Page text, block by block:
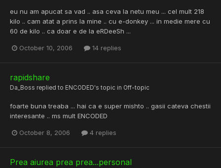
eu nu am apucat sa vad .. asa ceva la netu meu ... cel mult 218
kilo .. cam atat a prins la mine .. cu e-donkey ... in medie mere cu
60 de kilo .. ca doar e de la eRDeeSh ...
October 10, 2006 14 replies
rapidshare
Da_Boss replied to ENCODED's topic in Off-topic
foarte buna treaba ... hai ca e super mishto .. gasii cateva chestii
interesante .. ms mult ENCODED
October 8, 2006 4 replies
Prea aiurea prea prea...personal